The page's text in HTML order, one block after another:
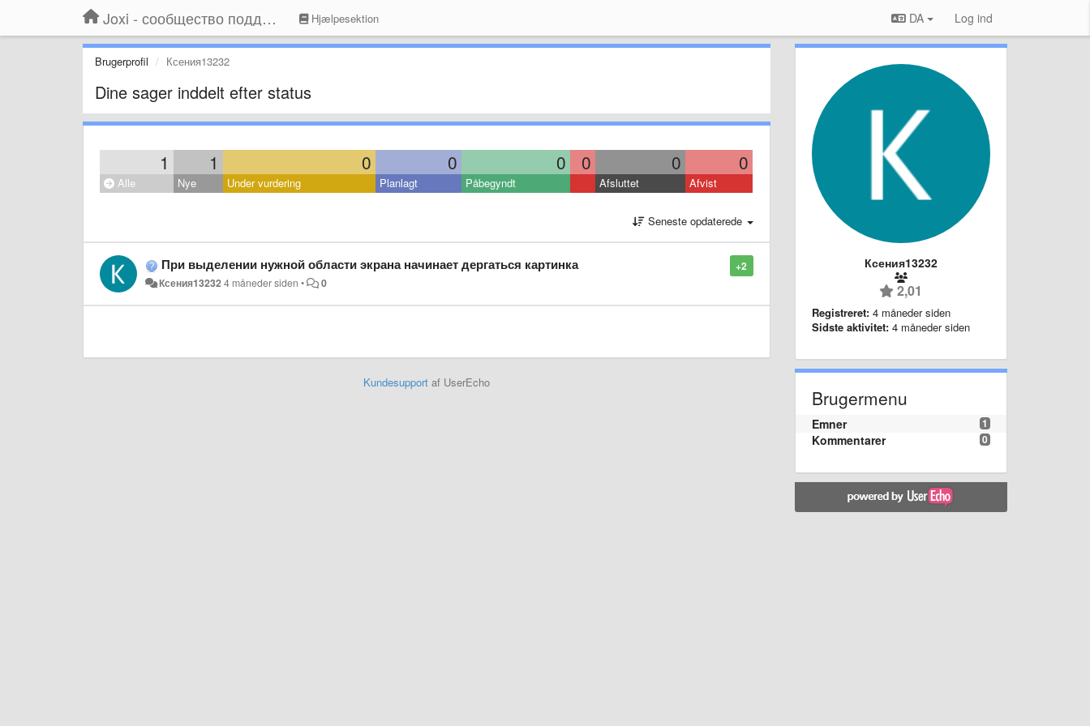
Joxi - сообщество поддержки Hjælpesektion DA Log ind
Brugerprofil Ксения13232
Dine sager inddelt efter status
1 1 0 0 0 0 0 0
Alle Nye Under vurdering Planlagt Påbegyndt Afsluttet Afvist
Seneste opdaterede
+2
При выделении нужной области экрана начинает дергаться картинка
Ксения132324 måneder siden • 0
Kundesupportaf UserEcho
Ксения13232
2,01
Registreret: 4 måneder siden
Sidste aktivitet: 4 måneder siden
Brugermenu
1
Emner
0
Kommentarer